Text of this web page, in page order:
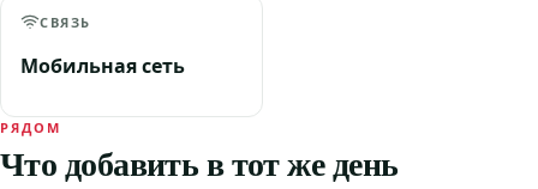
СВЯЗЬ
Мобильная сеть
РЯДОМ
Что добавить в тот же день